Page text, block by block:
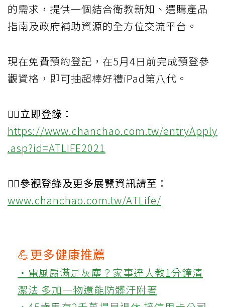
的需求，提供一個結合衛教新知、選購產品
指南及政府補助資源的全方位交流平台。
現在免費預約登記，在5月4日前完成預登參
觀資格，即可抽超棒好禮iPad第八代。
👉🏻立即登錄：
https://www.chanchao.com.tw/entryApply
.asp?id=ATLIFE2021
👉🏻參觀登錄及更多展覽資訊請至：
www.chanchao.com.tw/ATLife/
💪更多健康推薦
‧電風扇滿是灰塵？家事達人教1分鐘清
潔法 多加一物還能防髒汙附著